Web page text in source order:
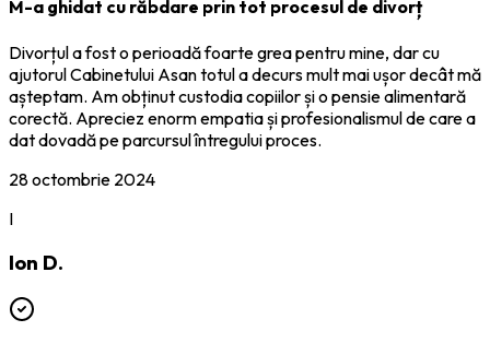
M-a ghidat cu răbdare prin tot procesul de divorț
Divorțul a fost o perioadă foarte grea pentru mine, dar cu
ajutorul Cabinetului Asan totul a decurs mult mai ușor decât mă
așteptam. Am obținut custodia copiilor și o pensie alimentară
corectă. Apreciez enorm empatia și profesionalismul de care a
dat dovadă pe parcursul întregului proces.
28 octombrie 2024
I
Ion D.